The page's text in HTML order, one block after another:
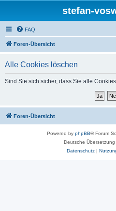
stefan-
FAQ
Foren-Übersicht
Alle Cookies löschen
Sind Sie sich sicher, dass Sie alle
Foren-Übersicht
Powered by phpBB® Forum
Deutsche Übersetzung
Datenschutz|